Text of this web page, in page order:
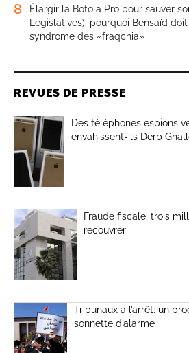
8
Élargir la Botola Pro pour sauver
Législatives): pourquoi Bensaïd
syndrome des «fraqchia»
REVUES DE PRESSE
Des téléphones espions
envahissent-ils Derb
Fraude fiscale: trois
recouvrer
Tribunaux à l’arrêt: un
sonnette d’alarme